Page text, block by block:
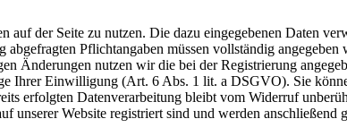
auf der Seite zu nutzen. Die dazu eingegebenen Daten
Pflichtangaben müssen vollständig
Änderungen nutzen wir die bei der Registrierung
Ihrer Einwilligung (Art. 6 Abs. 1 lit. a DSGVO). Sie
erfolgten Datenverarbeitung bleibt vom Widerruf
unserer Website registriert sind und werden